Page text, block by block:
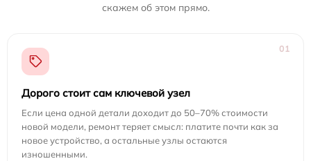
скажем об этом прямо.
01
Дорого стоит сам ключевой узел
Если цена одной детали доходит до 50–70% стоимости
новой модели, ремонт теряет смысл: платите почти как за
новое устройство, а остальные узлы остаются
изношенными.